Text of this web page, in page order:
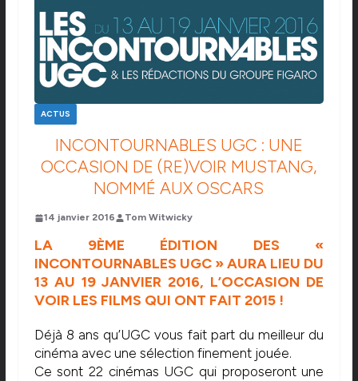
ACTUS
INCONTOURNABLES UGC : UNE
OCCASION DE (RE)VOIR MUSTANG,
NOMMÉ AUX OSCARS
14 janvier 2016 Tom Witwicky
LA 9ÈME ÉDITION DES «
INCONTOURNABLES UGC » AURA LIEU DU
13 AU 19 JANVIER 2016, L’OCCASION DE
VOIR LES FILMS QUI ONT FAIT 2015 !
Déjà 8 ans qu’UGC vous fait part du meilleur du
cinéma avec une sélection finement jouée.
Ce sont 22 cinémas UGC qui proposeront une